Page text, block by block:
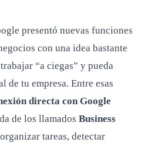
presentó nuevas funciones
con una idea bastante
“a ciegas” y pueda
de tu empresa. Entre esas
directa con Google
de los llamados Business
tareas, detectar